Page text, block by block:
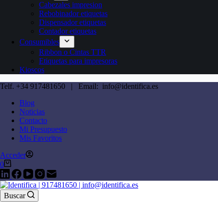
Cabezales impresion
Rebobinador etiquetas
Dispensador etiquetas
Contador etiquetas
Consumibles
Ribbon o Cintas TTR
Etiquetas para impresoras
Kioscos
Telf. +34 917481650 | Email: info@identifica.es
Blog
Noticias
Contacto
Mi Presupuesto
Mis Favoritos
Acceder
0
Buscar